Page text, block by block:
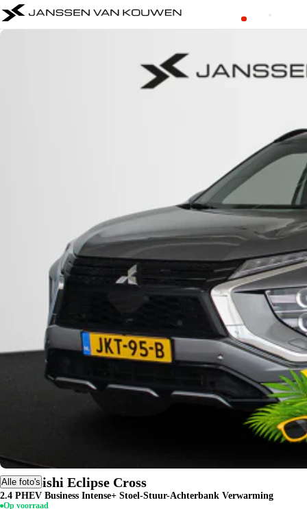
Alle foto's
Mitsubishi Eclipse Cross
2.4 PHEV Business Intense+ Stoel-Stuur-Achterbank Verwarming
Op voorraad